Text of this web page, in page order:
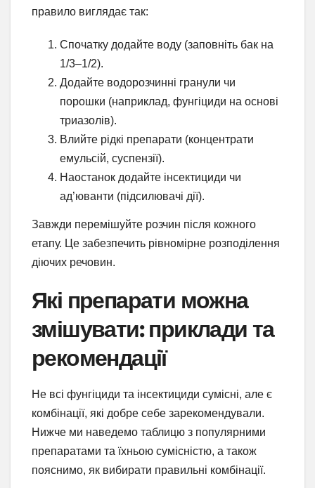
правило виглядає так:
Спочатку додайте воду (заповніть бак на
1/3–1/2).
Додайте водорозчинні гранули чи
порошки (наприклад, фунгіциди на основі
триазолів).
Влийте рідкі препарати (концентрати
емульсій, суспензії).
Наостанок додайте інсектициди чи
ад’юванти (підсилювачі дії).
Завжди перемішуйте розчин після кожного
етапу. Це забезпечить рівномірне розподілення
діючих речовин.
Які препарати можна
змішувати: приклади та
рекомендації
Не всі фунгіциди та інсектициди сумісні, але є
комбінації, які добре себе зарекомендували.
Нижче ми наведемо таблицю з популярними
препаратами та їхньою сумісністю, а також
пояснимо, як вибирати правильні комбінації.